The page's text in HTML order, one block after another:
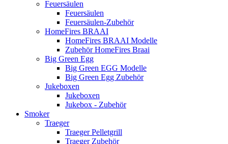
Feuersäulen
Feuersäulen
Feuersäulen-Zubehör
HomeFires BRAAI
HomeFires BRAAI Modelle
Zubehör HomeFires Braai
Big Green Egg
Big Green EGG Modelle
Big Green Egg Zubehör
Jukeboxen
Jukeboxen
Jukebox - Zubehör
Smoker
Traeger
Traeger Pelletgrill
Traeger Zubehör